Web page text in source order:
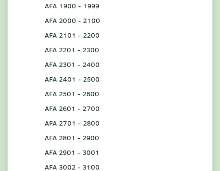
AFA 1900 - 1999
AFA 2000 - 2100
AFA 2101 - 2200
AFA 2201 - 2300
AFA 2301 - 2400
AFA 2401 - 2500
AFA 2501 - 2600
AFA 2601 - 2700
AFA 2701 - 2800
AFA 2801 - 2900
AFA 2901 - 3001
AFA 3002 - 3100